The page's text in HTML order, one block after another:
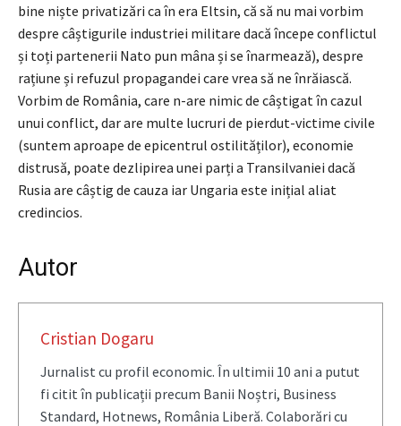
bine niște privatizări ca în era Eltsin, că să nu mai vorbim
despre câștigurile industriei militare dacă începe conflictul
și toți partenerii Nato pun mâna și se înarmează), despre
rațiune și refuzul propagandei care vrea să ne înrăiască.
Vorbim de România, care n-are nimic de câștigat în cazul
unui conflict, dar are multe lucruri de pierdut-victime civile
(suntem aproape de epicentrul ostilităților), economie
distrusă, poate dezlipirea unei parți a Transilvaniei dacă
Rusia are câștig de cauza iar Ungaria este inițial aliat
credincios.
Autor
Cristian Dogaru
Jurnalist cu profil economic. În ultimii 10 ani a putut
fi citit în publicații precum Banii Noștri, Business
Standard, Hotnews, România Liberă. Colaborări cu